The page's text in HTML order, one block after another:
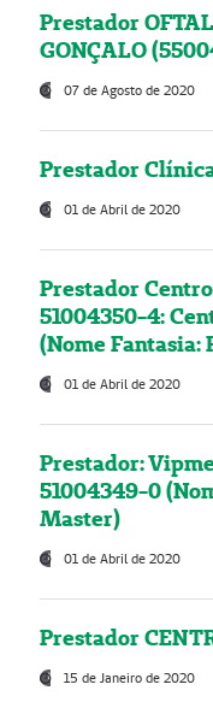
Prestador
GONÇALO
07 de Agosto de 2020
Prestador
01 de Abril de 2020
Prestador
51004350-4:
(Nome
01 de Abril de 2020
Prestador:
51004349-0
Master)
01 de Abril de 2020
Prestador
15 de Janeiro de 2020